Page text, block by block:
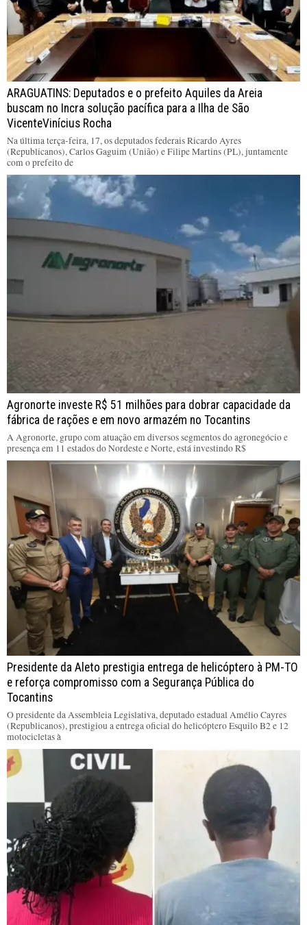
ARAGUATINS: Deputados e o prefeito Aquiles da Areia
buscam no Incra solução pacífica para a Ilha de São
VicenteVinícius Rocha
Na última terça-feira, 17, os deputados federais Ricardo Ayres
(Republicanos), Carlos Gaguim (União) e Filipe Martins (PL), juntamente
com o prefeito de
Agronorte investe R$ 51 milhões para dobrar capacidade da
fábrica de rações e em novo armazém no Tocantins
A Agronorte, grupo com atuação em diversos segmentos do agronegócio e
presença em 11 estados do Nordeste e Norte, está investindo R$
Presidente da Aleto prestigia entrega de helicóptero à PM-TO
e reforça compromisso com a Segurança Pública do
Tocantins
O presidente da Assembleia Legislativa, deputado estadual Amélio Cayres
(Republicanos), prestigiou a entrega oficial do helicóptero Esquilo B2 e 12
motocicletas à